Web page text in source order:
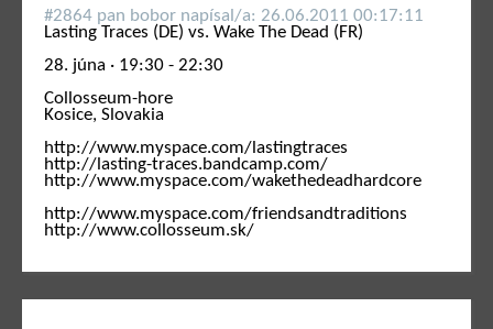
#2864 pan bobor napí­sal/a: 26.06.2011 00:17:11
Lasting Traces (DE) vs. Wake The Dead (FR)
28. júna · 19:30 - 22:30
Collosseum-hore
Kosice, Slovakia
http://www.myspace.com/lastingtraces
http://lasting-traces.bandcamp.com/
http://www.myspace.com/wakethedeadhardcore
http://www.myspace.com/friendsandtraditions
http://www.collosseum.sk/